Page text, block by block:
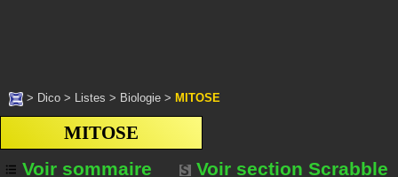
> Dico > Listes > Biologie > MITOSE
MITOSE
Voir sommaire
Voir section Scrabble